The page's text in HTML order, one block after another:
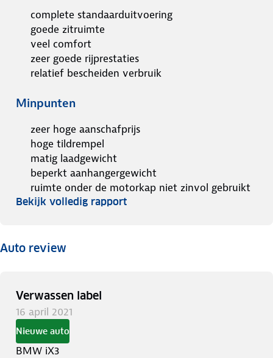
complete standaarduitvoering
goede zitruimte
veel comfort
zeer goede rijprestaties
relatief bescheiden verbruik
Minpunten
zeer hoge aanschafprijs
hoge tildrempel
matig laadgewicht
beperkt aanhangergewicht
ruimte onder de motorkap niet zinvol gebruikt
Bekijk volledig rapport
Auto review
Verwassen label
16 april 2021
Nieuwe auto
BMW iX3